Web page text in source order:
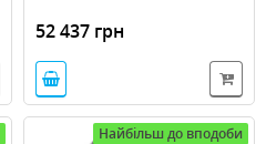
52 437 грн
Найбільш до вподоби